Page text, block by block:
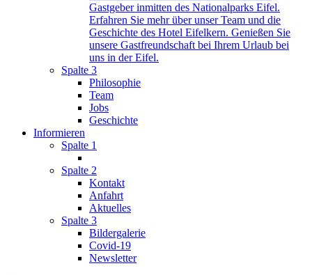
Gastgeber inmitten des Nationalparks Eifel.
Erfahren Sie mehr über unser Team und die
Geschichte des Hotel Eifelkern. Genießen Sie
unsere Gastfreundschaft bei Ihrem Urlaub bei
uns in der Eifel.
Spalte 3
Philosophie
Team
Jobs
Geschichte
Informieren
Spalte 1
Spalte 2
Kontakt
Anfahrt
Aktuelles
Spalte 3
Bildergalerie
Covid-19
Newsletter